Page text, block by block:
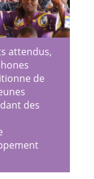
attendus,
de
des